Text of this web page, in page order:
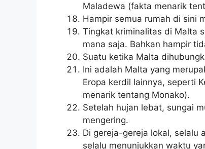
Maladewa (fakta menarik
Hampir semua rumah di sini
Tingkat kriminalitas di Malta
mana saja. Bahkan hampir
Suatu ketika Malta
Ini adalah Malta yang
Eropa kerdil lainnya, seperti
menarik tentang Monako).
Setelah hujan lebat, sungai
mengering.
Di gereja-gereja lokal, selalu
selalu menunjukkan waktu